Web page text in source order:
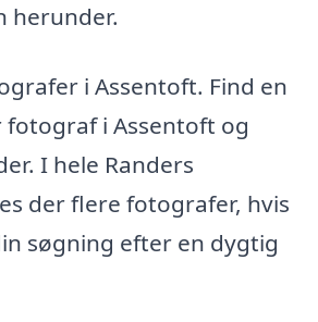
herunder.
i Assentoft. Find en
i Assentoft og
I hele Randers
der flere fotografer, hvis
søgning efter en dygtig